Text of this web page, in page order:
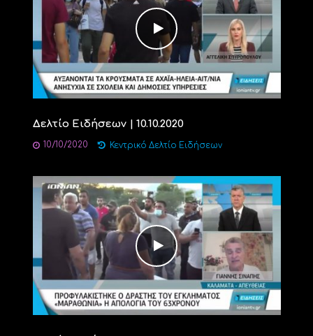
Δελτίο Ειδήσεων | 10.10.2020
10/10/2020 Κεντρικό Δελτίο Ειδήσεων